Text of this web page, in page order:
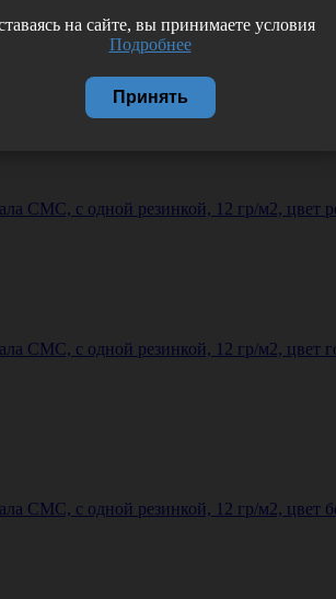
СМС, с одной резинкой, 12 гр/м2,
СМС, с одной резинкой, 12 гр/м2,
СМС, с одной резинкой, 12 гр/м2,
СМС, с одной резинкой, 12 гр/м2,
на сайте, вы принимаете условия
Подробнее
Принять